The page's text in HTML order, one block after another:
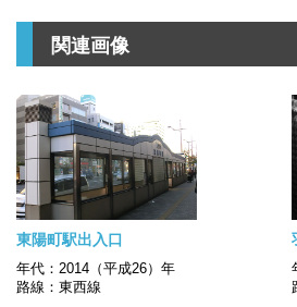
関連画像
東陽町駅出入口
年代：2014（平成26）年
路線：東西線